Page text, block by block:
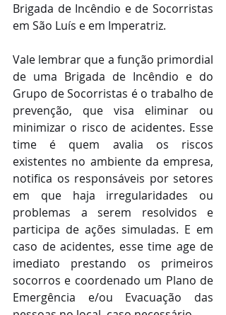
Brigada de Incêndio e de Socorristas
em São Luís e em Imperatriz.
Vale lembrar que a função primordial
de uma Brigada de Incêndio e do
Grupo de Socorristas é o trabalho de
prevenção, que visa eliminar ou
minimizar o risco de acidentes. Esse
time é quem avalia os riscos
existentes no ambiente da empresa,
notifica os responsáveis por setores
em que haja irregularidades ou
problemas a serem resolvidos e
participa de ações simuladas. E em
caso de acidentes, esse time age de
imediato prestando os primeiros
socorros e coordenado um Plano de
Emergência e/ou Evacuação das